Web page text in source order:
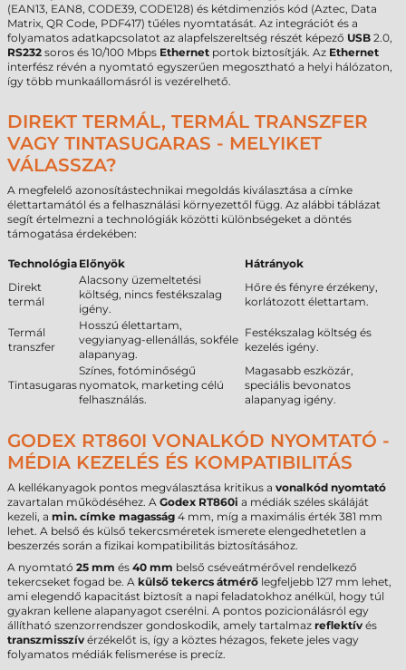
(EAN13, EAN8, CODE39, CODE128) és kétdimenziós kód (Aztec, Data
Matrix, QR Code, PDF417) tűéles nyomtatását. Az integrációt és a
folyamatos adatkapcsolatot az alapfelszereltség részét képező USB 2.0,
RS232 soros és 10/100 Mbps Ethernet portok biztosítják. Az Ethernet
interfész révén a nyomtató egyszerűen megosztható a helyi hálózaton,
így több munkaállomásról is vezérelhető.
DIREKT TERMÁL, TERMÁL TRANSZFER
VAGY TINTASUGARAS - MELYIKET
VÁLASSZA?
A megfelelő azonosítástechnikai megoldás kiválasztása a címke
élettartamától és a felhasználási környezettől függ. Az alábbi táblázat
segít értelmezni a technológiák közötti különbségeket a döntés
támogatása érdekében:
Technológia Előnyök
Hátrányok
Direkt
termál
Alacsony üzemeltetési
költség, nincs festékszalag
igény.
Hőre és fényre érzékeny,
korlátozott élettartam.
Termál
transzfer
Hosszú élettartam,
vegyianyag-ellenállás, sokféle
alapanyag.
Festékszalag költség és
kezelés igény.
Tintasugaras
Színes, fotóminőségű
nyomatok, marketing célú
felhasználás.
Magasabb eszközár,
speciális bevonatos
alapanyag igény.
GODEX RT860I VONALKÓD NYOMTATÓ -
MÉDIA KEZELÉS ÉS KOMPATIBILITÁS
A kellékanyagok pontos megválasztása kritikus a vonalkód nyomtató
zavartalan működéséhez. A Godex RT860i a médiák széles skáláját
kezeli, a min. címke magasság 4 mm, míg a maximális érték 381 mm
lehet. A belső és külső tekercsméretek ismerete elengedhetetlen a
beszerzés során a fizikai kompatibilitás biztosításához.
A nyomtató 25 mm és 40 mm belső cséveátmérővel rendelkező
tekercseket fogad be. A külső tekercs átmérő legfeljebb 127 mm lehet,
ami elegendő kapacitást biztosít a napi feladatokhoz anélkül, hogy túl
gyakran kellene alapanyagot cserélni. A pontos pozicionálásról egy
állítható szenzorrendszer gondoskodik, amely tartalmaz reflektív és
transzmisszív érzékelőt is, így a köztes hézagos, fekete jeles vagy
folyamatos médiák felismerése is precíz.